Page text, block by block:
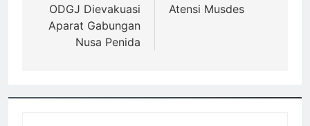
ODGJ Dievakuasi
Aparat Gabungan
Nusa Penida
Atensi Musdes